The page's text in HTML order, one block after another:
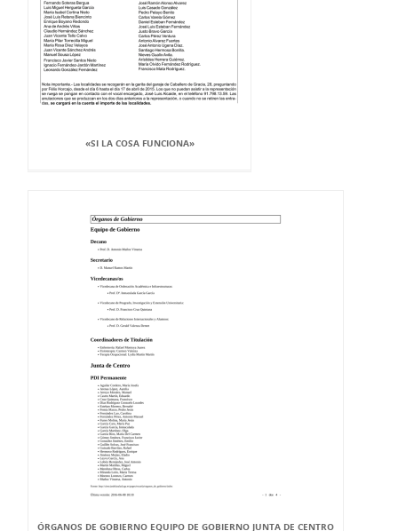
«SI LA COSA FUNCIONA»
ÓRGANOS DE GOBIERNO EQUIPO DE GOBIERNO JUNTA DE CENTRO